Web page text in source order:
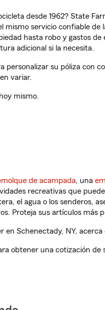
desde 1962? State
servicio confiable de
hasta robo y gastos
adicional si la necesita.
personalizar su póliza con
variar.
hoy mismo.
de acampada, una
recreativas que
el agua o los senderos,
Proteja sus artículos más
en Schenectady, NY,
obtener una cotización de